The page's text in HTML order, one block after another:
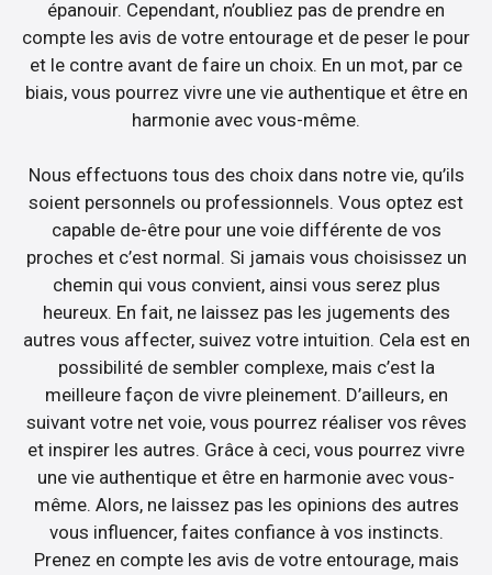
épanouir. Cependant, n’oubliez pas de prendre en
compte les avis de votre entourage et de peser le pour
et le contre avant de faire un choix. En un mot, par ce
biais, vous pourrez vivre une vie authentique et être en
harmonie avec vous-même.
Nous effectuons tous des choix dans notre vie, qu’ils
soient personnels ou professionnels. Vous optez est
capable de-être pour une voie différente de vos
proches et c’est normal. Si jamais vous choisissez un
chemin qui vous convient, ainsi vous serez plus
heureux. En fait, ne laissez pas les jugements des
autres vous affecter, suivez votre intuition. Cela est en
possibilité de sembler complexe, mais c’est la
meilleure façon de vivre pleinement. D’ailleurs, en
suivant votre net voie, vous pourrez réaliser vos rêves
et inspirer les autres. Grâce à ceci, vous pourrez vivre
une vie authentique et être en harmonie avec vous-
même. Alors, ne laissez pas les opinions des autres
vous influencer, faites confiance à vos instincts.
Prenez en compte les avis de votre entourage, mais